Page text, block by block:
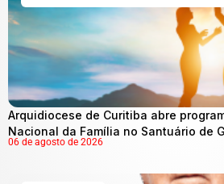
Arquidiocese de Curitiba abre
Nacional da Família no Santuário de
06 de agosto de 2026